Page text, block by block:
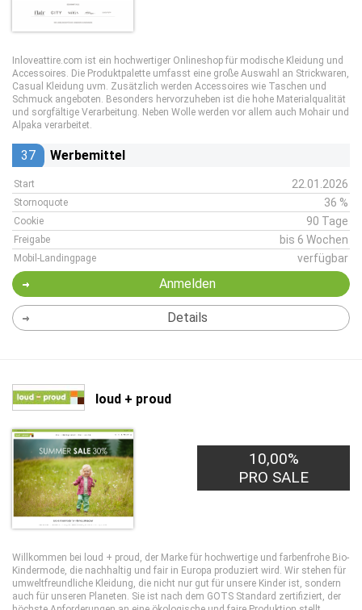
Inloveattire.com ist ein hochwertiger Onlineshop für modische Kleidung und
Accessoires. Die Produktpalette umfasst eine große Auswahl an Strickwaren,
Casual Kleidung uvm. Zusätzlich werden Accessoires wie Taschen und
Schmuck angeboten. Besonders hervorzuheben ist die hohe Materialqualität
und sorgfältige Verarbeitung. Neben Wolle werden vor allem auch Mohair und
Alpaka verarbeitet.
37 Werbemittel
Start 22.01.2026
Stornoquote 36 %
Cookie 90 Tage
Freigabe bis 6 Wochen
Mobil-Landingpage verfügbar
Anmelden
Details
loud + proud
10,00%
PRO SALE
Willkommen bei loud + proud, der Marke für hochwertige und farbenfrohe Bio-
Kindermode, die nachhaltig und fair in Europa produziert wird. Wir stehen für
umweltfreundliche Kleidung, die nicht nur gut für unsere Kinder ist, sondern
auch für unseren Planeten. Sie ist nach dem GOTS Standard zertifiziert, der